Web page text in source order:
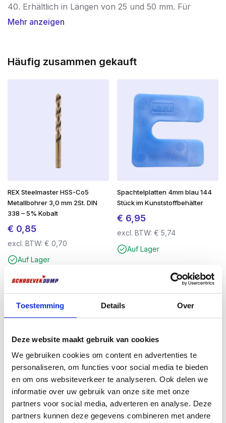
Toestemming Details Over
Deze website maakt gebruik van cookies
We gebruiken cookies om content en advertenties te
personaliseren, om functies voor social media te bieden
en om ons websiteverkeer te analyseren. Ook delen we
informatie over uw gebruik van onze site met onze
partners voor social media, adverteren en analyse. Deze
partners kunnen deze gegevens combineren met andere
40. Erhältlich in Längen von 25 und 50 mm. Für
absolute Spitzenqualität wählen Sie Schroevendump
Der Schraubendrehereinsatz aller Screwdump-Bits ist
Anwendung
Einschrauben von Befestigungselementen, die eine
TORX-Verbindung haben
Mehr anzeigen
Häufig zusammen gekauft
REX Steelmaster HSS-Co5
Metallbohrer 3,0 mm 2St. DIN
338 – 5% Kobalt
€ 0,85
excl. BTW: € 0,70
Auf Lager
Spachtelplatten 4mm blau 144
Stück im Kunststoffbehälter
€ 6,95
excl. BTW:€ 5,74
Auf Lager
REX SDS-plus QX4 Betonbohrer
6.0 x 110mm – 4-Schneider – Für
Beton & Stein – Arbeitslänge
Schraubendreher
Terrassenschrauben Edelstahl
410 4.0 x 40 200 Stk. TX-15